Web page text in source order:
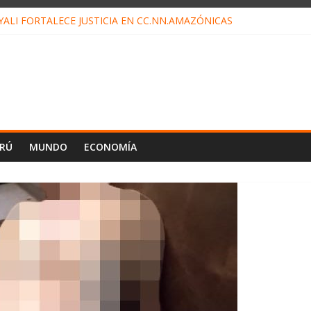
FORTALECE JUSTICIA EN CC.NN.AMAZÓNICAS
MUNDO ECONOMÍA